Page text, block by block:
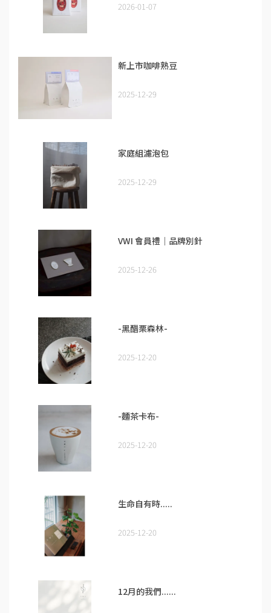
2026-01-07
新上市咖啡熟豆
2025-12-29
家庭組濾泡包
2025-12-29
VWI 會員禮｜品牌別針
2025-12-26
-黑醋栗森林-
2025-12-20
-麵茶卡布-
2025-12-20
生命自有時.....
2025-12-20
12月的我們......